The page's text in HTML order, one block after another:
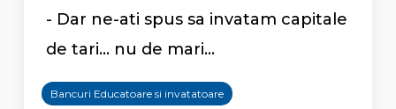
- Dar ne-ati spus sa invatam capitale
de tari... nu de mari...
Bancuri Educatoare si invatatoare